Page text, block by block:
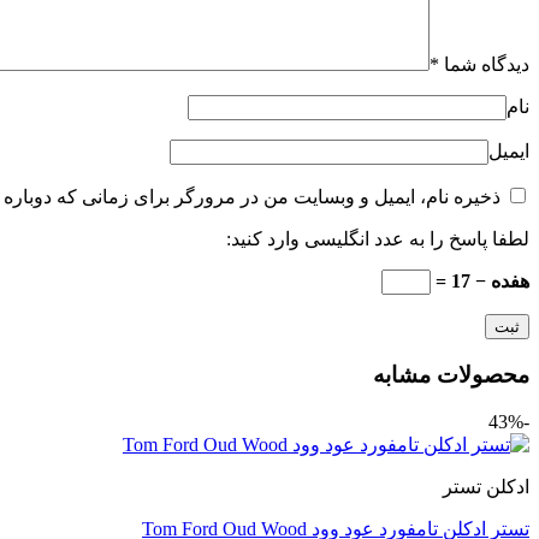
دیدگاه شما *
نام
ایمیل
ذخیره نام، ایمیل و وبسایت من در مرورگر برای زمانی که
لطفا پاسخ را به عدد انگلیسی وارد کنید:
هفده − 17 =
محصولات مشابه
-43%
ادکلن تستر
تستر ادکلن تامفورد عود وود Tom Ford Oud Wood